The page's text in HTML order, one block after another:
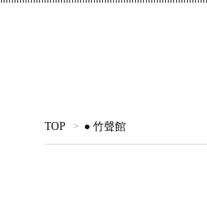
TOP > ● 竹聲館